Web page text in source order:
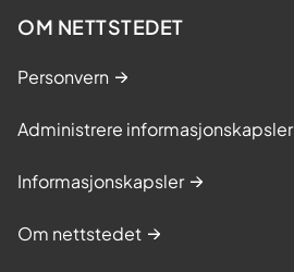
OM NETTSTEDET
Personvern
Administrere informasjonskapsler
Informasjonskapsler
Om nettstedet